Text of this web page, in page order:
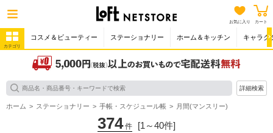
お気に入り カート
カテゴリ
コスメ＆ビューティー ステーショナリー ホーム＆キッチン キャラク
詳細検索
ホーム ステーショナリー 手帳・スケジュール帳 月間(マンスリー)
374件 [1～40件]